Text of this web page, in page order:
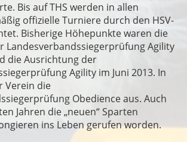
Bis auf THS werden in allen
offizielle Turniere durch den HSV-
Bisherige Höhepunkte waren die
Landesverbandssiegerprüfung Agility
die Ausrichtung der
Agility im Juni 2013. In
Verein die
Obedience aus. Auch
Jahren die „neuen“ Sparten
ins Leben gerufen worden.